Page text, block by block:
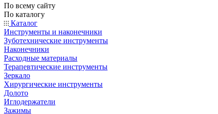
По всему сайту
По каталогу
Каталог
Инструменты и наконечники
Зуботехнические инструменты
Наконечники
Расходные материалы
Терапевтические инструменты
Зеркало
Хирургические инструменты
Долото
Иглодержатели
Зажимы